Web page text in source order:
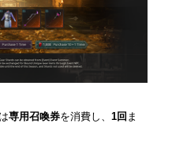
専用召喚券を消費し、1回 ま